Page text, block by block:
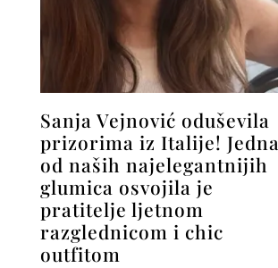
Sanja Vejnović oduševila
prizorima iz Italije! Jedna
od naših najelegantnijih
glumica osvojila je
pratitelje ljetnom
razglednicom i chic
outfitom